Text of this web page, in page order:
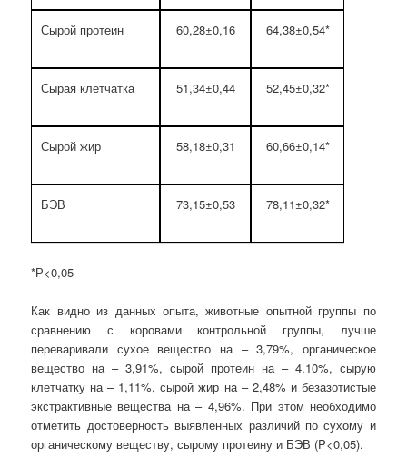
Сырой протеин 60,28±0,16 64,38±0,54*
Сырая клетчатка 51,34±0,44 52,45±0,32*
Сырой жир 58,18±0,31 60,66±0,14*
БЭВ 73,15±0,53 78,11±0,32*
*Р<0,05
Как видно из данных опыта, животные опытной группы по
сравнению с коровами контрольной группы, лучше
переваривали сухое вещество на – 3,79%, органическое
вещество на – 3,91%, сырой протеин на – 4,10%, сырую
клетчатку на – 1,11%, сырой жир на – 2,48% и безазотистые
экстрактивные вещества на – 4,96%. При этом необходимо
отметить достоверность выявленных различий по сухому и
органическому веществу, сырому протеину и БЭВ (P<0,05).